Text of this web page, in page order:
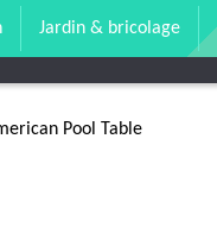
Jardin & bricolage
Pool Table